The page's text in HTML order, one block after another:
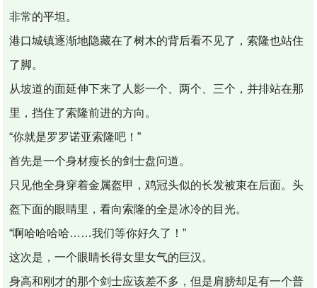
非常的平坦。
港口城镇逐渐地隐藏在了树木的背后看不见了，索隆也站住
了脚。
从坡道的面延伸下来了人影一个、两个、三个，并排站在那
里，挡住了索隆前进的方向。
“你就是罗罗诺亚索隆吧！”
首先是一个身材瘦长的剑士盘问道。
只见他全身穿着金属盔甲，鸡冠头似的长发被束在后面。头
盔下面的眼睛里，看向索隆的全是冰冷的目光。
“啊哈哈哈哈……我们等你好久了！”
这次是，一个眼睛长得女里女气的巨汉。
身高和刚才的那个剑士应该差不多，但是肩膀却足有一个普